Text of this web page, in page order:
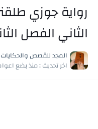
رواية جوزي
الثاني الفصل
المجد للقصص والحكايات
اخر تحديث :منذ بضع